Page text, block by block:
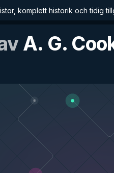
komplett historik och tidig
A. G.